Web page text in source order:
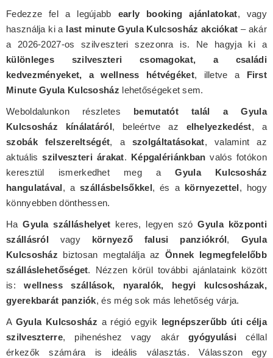
Fedezze fel a legújabb early booking ajánlatokat, vagy
használja ki a last minute Gyula Kulcsosház akciókat – akár
a 2026-2027-os szilveszteri szezonra is. Ne hagyja ki a
különleges szilveszteri csomagokat, a családi
kedvezményeket, a wellness hétvégéket, illetve a First
Minute Gyula Kulcsosház lehetőségeket sem.
Weboldalunkon részletes bemutatót talál a Gyula
Kulcsosház kínálatáról, beleértve az elhelyezkedést, a
szobák felszereltségét, a szolgáltatásokat, valamint az
aktuálisszilveszteri árakat. Képgalériánkban valós fotókon
keresztül ismerkedhet meg aGyula Kulcsosház
hangulatával, aszállásbelsőkkel, és a környezettel, hogy
könnyebben dönthessen.
HaGyula szálláshelyet keres, legyen szóGyula központi
szállásról vagy környező falusi panziókról, Gyula
Kulcsosház biztosan megtalálja azÖnnek legmegfelelőbb
szálláslehetőséget. Nézzen körül további ajánlataink között
is:wellness szállások, nyaralók, hegyi kulcsosházak,
gyerekbarát panziók, és még sok más lehetőség várja.
A Gyula Kulcsosház a régió egyik legnépszerűbb úti célja
szilveszterre, pihenéshez vagy akárgyógyulási céllal
érkezők számára is ideális választás. Válasszon egy